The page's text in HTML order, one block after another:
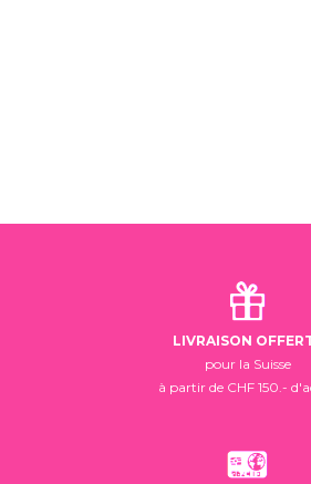
LIVRAISON
pour la Suisse
à partir de CHF 150.-